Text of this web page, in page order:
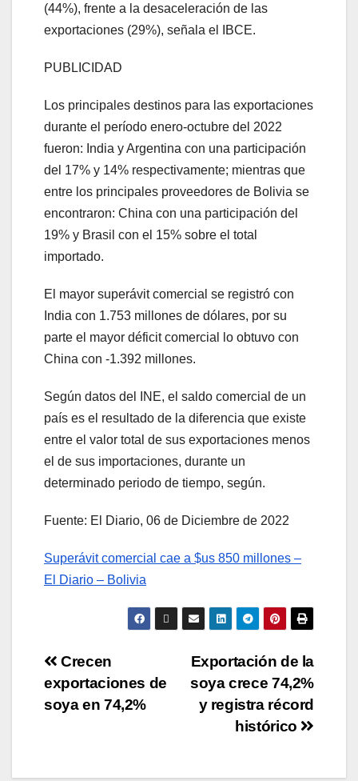
(44%), frente a la desaceleración de las
exportaciones (29%), señala el IBCE.
PUBLICIDAD
Los principales destinos para las exportaciones
durante el período enero-octubre del 2022
fueron: India y Argentina con una participación
del 17% y 14% respectivamente; mientras que
entre los principales proveedores de Bolivia se
encontraron: China con una participación del
19% y Brasil con el 15% sobre el total
importado.
El mayor superávit comercial se registró con
India con 1.753 millones de dólares, por su
parte el mayor déficit comercial lo obtuvo con
China con -1.392 millones.
Según datos del INE, el saldo comercial de un
país es el resultado de la diferencia que existe
entre el valor total de sus exportaciones menos
el de sus importaciones, durante un
determinado periodo de tiempo, según.
Fuente: El Diario, 06 de Diciembre de 2022
Superávit comercial cae a $us 850 millones –
El Diario – Bolivia
Exportación de la
soya crece 74,2%
y registra récord
histórico
Crecen
exportaciones de
soya en 74,2%